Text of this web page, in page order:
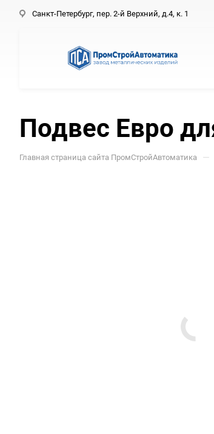
Санкт-Петербург, пер. 2-й Верхний, д.4, к. 1
Подвес Евро
Главная страница сайта ПромСтройАвтоматика —